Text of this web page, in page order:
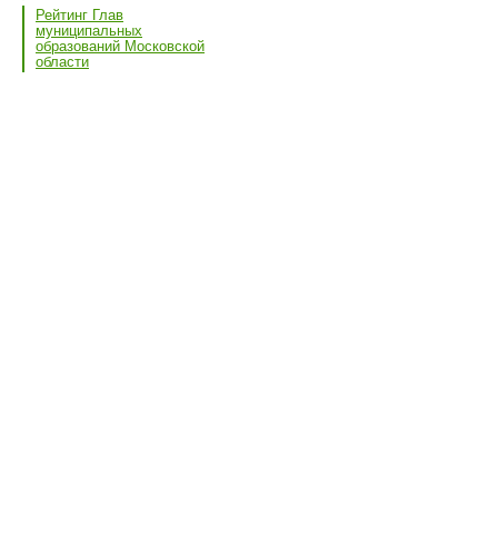
Рейтинг Глав
муниципальных
образований Московской
области